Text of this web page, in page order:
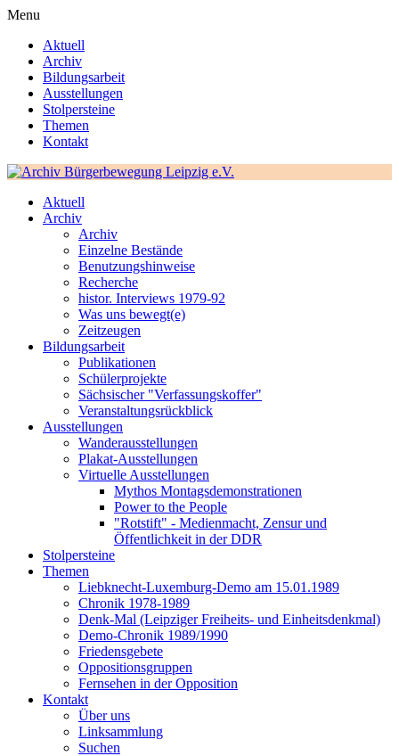
Menu
Aktuell
Archiv
Bildungsarbeit
Ausstellungen
Stolpersteine
Themen
Kontakt
Aktuell
Archiv
Archiv
Einzelne Bestände
Benutzungshinweise
Recherche
histor. Interviews 1979-92
Was uns bewegt(e)
Zeitzeugen
Bildungsarbeit
Publikationen
Schülerprojekte
Sächsischer "Verfassungskoffer"
Veranstaltungsrückblick
Ausstellungen
Wanderausstellungen
Plakat-Ausstellungen
Virtuelle Ausstellungen
Mythos Montagsdemonstrationen
Power to the People
"Rotstift" - Medienmacht, Zensur und
Öffentlichkeit in der DDR
Stolpersteine
Themen
Liebknecht-Luxemburg-Demo am 15.01.1989
Chronik 1978-1989
Denk-Mal (Leipziger Freiheits- und Einheitsdenkmal)
Demo-Chronik 1989/1990
Friedensgebete
Oppositionsgruppen
Fernsehen in der Opposition
Kontakt
Über uns
Linksammlung
Suchen